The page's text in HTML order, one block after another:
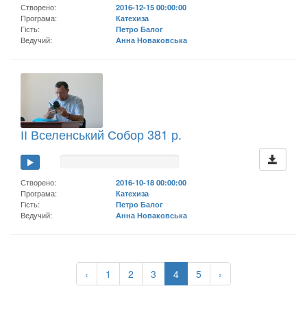
Створено:
2016-12-15 00:00:00
Програма:
Катехиза
Гість:
Петро Балог
Ведучий:
Анна Новаковська
ІІ Вселенський Собор 381 р.
Створено:
2016-10-18 00:00:00
Програма:
Катехиза
Гість:
Петро Балог
Ведучий:
Анна Новаковська
‹ 1 2 3 4 5 ›